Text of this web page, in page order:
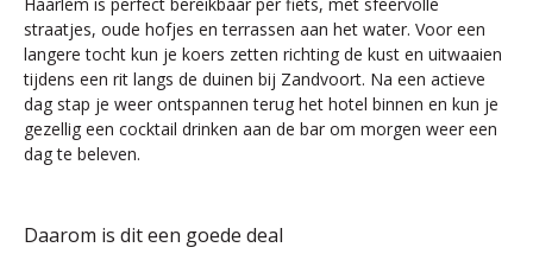
straatjes, oude hofjes en terrassen aan het water. Voor een
langere tocht kun je koers zetten richting de kust en uitwaaien
tijdens een rit langs de duinen bij Zandvoort. Na een actieve
dag stap je weer ontspannen terug het hotel binnen en kun je
gezellig een cocktail drinken aan de bar om morgen weer een
dag te beleven.
Daarom is dit een goede deal